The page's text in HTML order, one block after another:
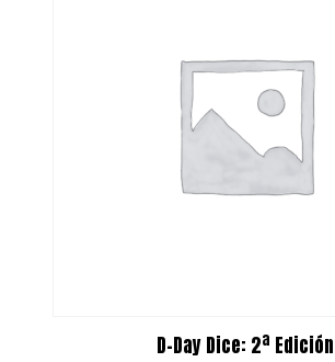
D-Day Dice: 2ª Edición